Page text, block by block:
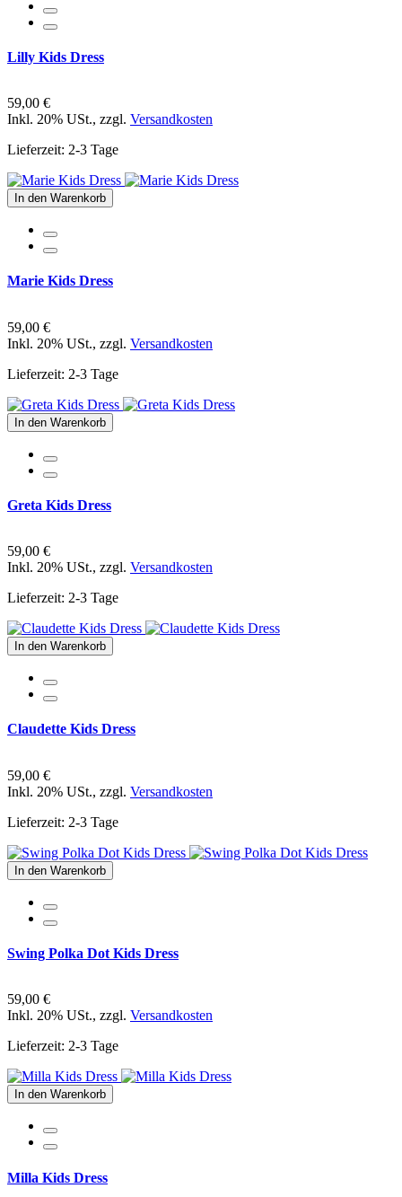
Lilly Kids Dress
59,00 €
Inkl. 20% USt., zzgl. Versandkosten
Lieferzeit: 2-3 Tage
In den Warenkorb
Marie Kids Dress
59,00 €
Inkl. 20% USt., zzgl. Versandkosten
Lieferzeit: 2-3 Tage
In den Warenkorb
Greta Kids Dress
59,00 €
Inkl. 20% USt., zzgl. Versandkosten
Lieferzeit: 2-3 Tage
In den Warenkorb
Claudette Kids Dress
59,00 €
Inkl. 20% USt., zzgl. Versandkosten
Lieferzeit: 2-3 Tage
In den Warenkorb
Swing Polka Dot Kids Dress
59,00 €
Inkl. 20% USt., zzgl. Versandkosten
Lieferzeit: 2-3 Tage
In den Warenkorb
Milla Kids Dress